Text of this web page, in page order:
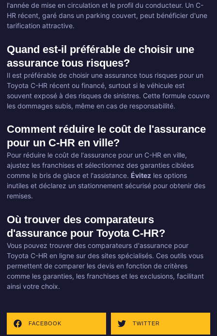
l'année de mise en circulation et le profil du conducteur. Un C-
HR récent, garé dans un parking couvert, peut bénéficier d'une
tarification attractive.
Quand est-il préférable de choisir une
assurance tous risques?
Il est préférable de choisir une assurance tous risques pour un
Toyota C-HR récent ou financé, surtout si le véhicule est
souvent exposé à des risques de sinistres. Cette formule couvre
les dommages subis, même en cas de responsabilité.
Comment réduire le coût de l'assurance
pour un C-HR en ville?
Pour réduire le coût de l'assurance pour un C-HR en ville,
ajustez les franchises et sélectionnez des garanties ciblées
comme le bris de glace et l'assistance. Évitez les options
inutiles et déclarez un stationnement sécurisé pour obtenir des
remises.
Où trouver des comparateurs
d'assurance pour Toyota C-HR?
Vous pouvez trouver des comparateurs d'assurance pour
Toyota C-HR en ligne sur des sites spécialisés. Ces outils vous
permettent de comparer les devis en fonction de critères
comme les garanties, les franchises et les exclusions, facilitant
ainsi votre choix.
FACEBOOK TWITTER